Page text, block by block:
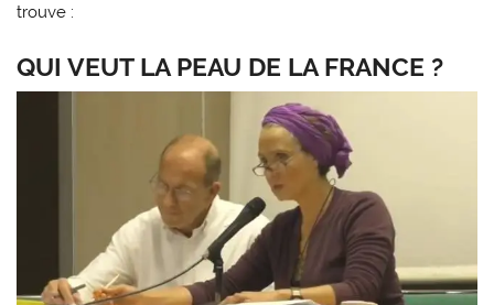
trouve :
QUI VEUT LA PEAU DE LA FRANCE ?